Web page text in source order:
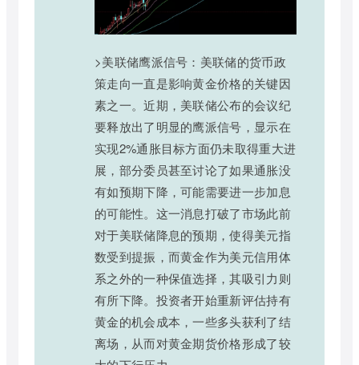
>美联储鹰派信号：美联储的货币政
策走向一直是影响黄金价格的关键因
素之一。近期，美联储公布的会议纪
要释放出了明显的鹰派信号，显示在
实现2%通胀目标方面仍未取得重大进
展，部分委员甚至讨论了如果通胀没
有如预期下降，可能需要进一步加息
的可能性。这一消息打破了市场此前
对于美联储降息的预期，使得美元指
数受到提振，而黄金作为美元信用体
系之外的一种保值选择，其吸引力则
有所下降。投资者开始重新评估持有
黄金的机会成本，一些多头获利了结
离场，从而对黄金期货价格形成了较